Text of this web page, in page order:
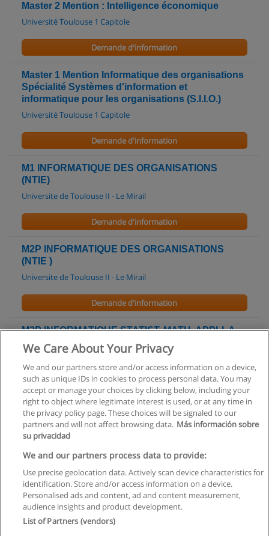
Master 2 Mention : Intelligence économique
Université Toulouse 1 Capitole
Demande d'information
Master 1 Mention Informatique des organisations
Spécialité Systèmes d'information et
informatique pour les organisations (S.I.I.O.)
Université Toulouse 1 Capitole
Demande d'information
M1 INFORMATIQUE DES ORGANISATIONS
(NTIE)
Universite de Toulouse II - Le Mirail
Demande d'information
M2P INFORMATIQUE DES ORGANISATIONS
(NTIE )
Universite de Toulouse II - Le Mirail
Demande d'information
M2P INFORMATIQUE,STATIST.,MATH. APPLI. A
LA GEST. DE PRODUC.
Demande d'information
Règles d'utilisation
Confidentialité des données
Contacter Educaedu
Copyright © Educaedu Business S.L. - CIF : B-95610580: -
We Care About Your Privacy
We and our partners store and/or access information on a device,
such as unique IDs in cookies to process personal data. You may
accept or manage your choices by clicking below, including your
right to object where legitimate interest is used, or at any time in
the privacy policy page. These choices will be signaled to our
partners and will not affect browsing data. Más información sobre
su privacidad
We and our partners process data to provide:
Use precise geolocation data. Actively scan device characteristics for
identification. Store and/or access information on a device.
Personalised ads and content, ad and content measurement,
audience insights and product development.
List of Partners (vendors)